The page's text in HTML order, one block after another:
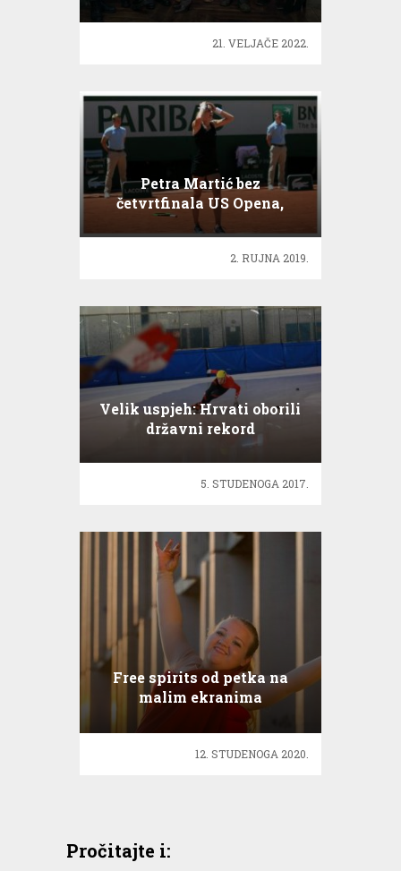
21. VELJAČE 2022.
Petra Martić bez
četvrtfinala US Opena,
Serena opet prejaka
2. RUJNA 2019.
Velik uspjeh: Hrvati oborili
državni rekord
5. STUDENOGA 2017.
Free spirits od petka na
malim ekranima
12. STUDENOGA 2020.
Pročitajte i: